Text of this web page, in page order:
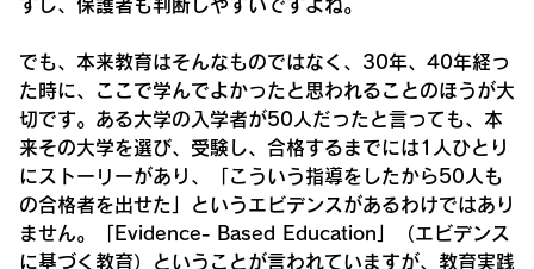
すし、保護者も判断しやすいですよね。
でも、本来教育はそんなものではなく、30年、40年経っ
た時に、ここで学んでよかったと思われることのほうが大
切です。ある大学の入学者が50人だったと言っても、本
来その大学を選び、受験し、合格するまでには1人ひとり
にストーリーがあり、「こういう指導をしたから50人も
の合格者を出せた」というエビデンスがあるわけではあり
ません。「Evidence- Based Education」（エビデンス
に基づく教育）ということが言われていますが、教育実践